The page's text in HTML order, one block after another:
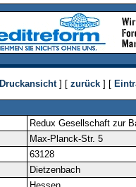
Druckansicht] [ zurück ] [
Redux Gesellschaft zur
Max-Planck-Str. 5
63128
Dietzenbach